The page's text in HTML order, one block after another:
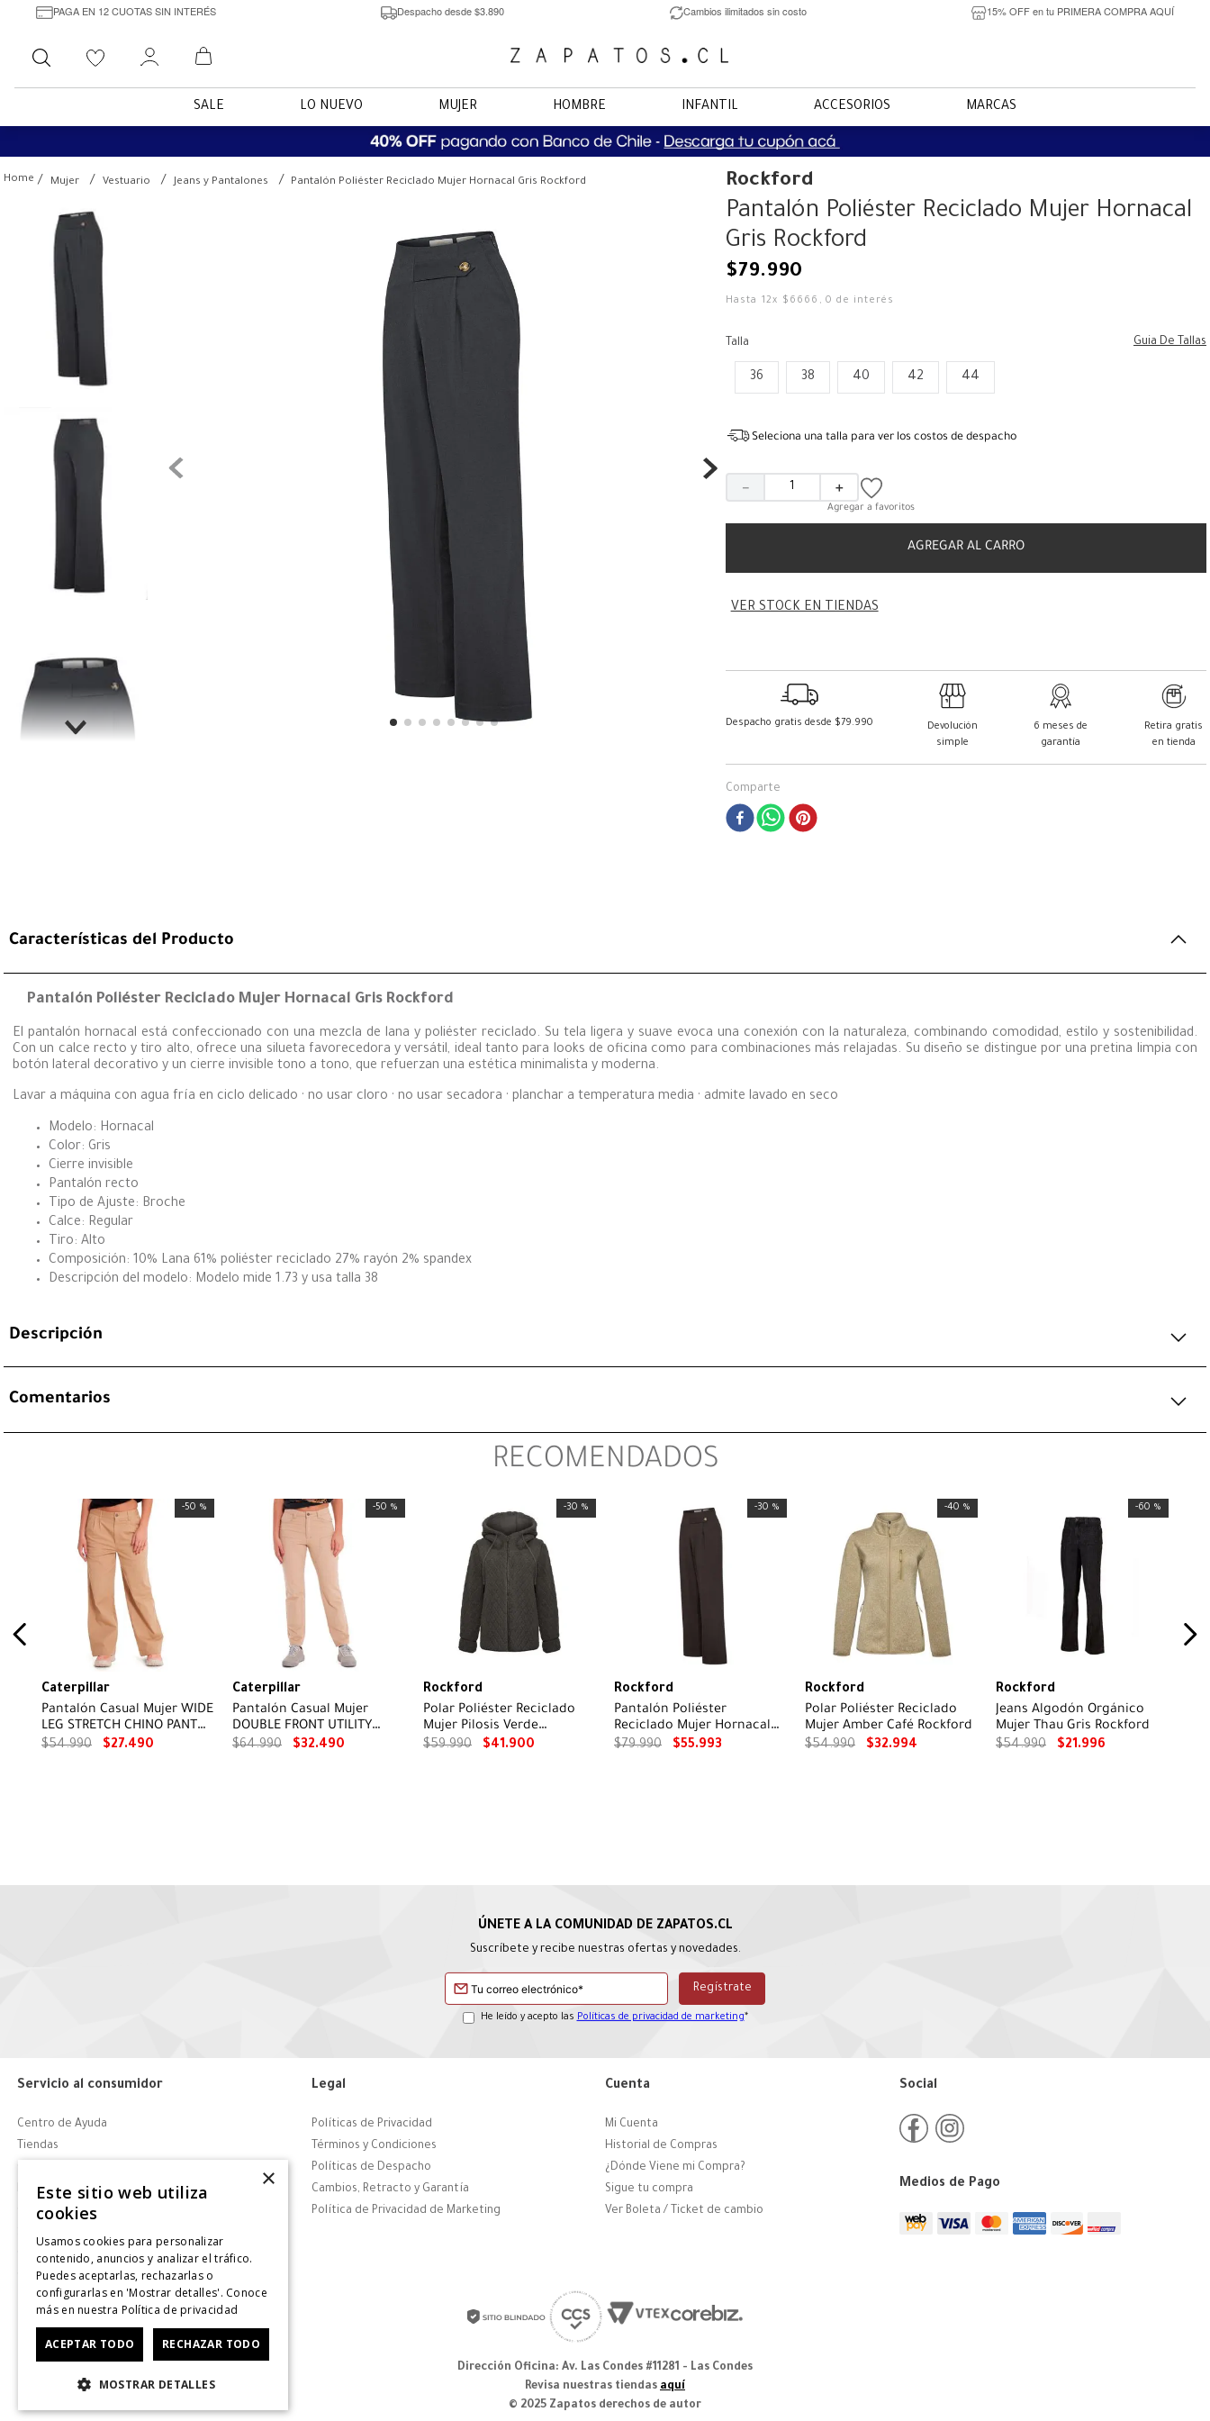
PAGA EN 12 CUOTAS SIN INTERÉS Despacho desde $3.890 Cambios ilimitados sin costo 15% OFF en tu PRIMERA COMPRA AQUÍ
Buscar
SALE LO NUEVO MUJER HOMBRE INFANTIL ACCESORIOS MARCAS
Mujer Vestuario Jeans y Pantalones Pantalón Poliéster Reciclado Mujer Hornacal Gris Rockford Rockford
Pantalón Poliéster Reciclado Mujer Hornacal
Gris Rockford
$79.990
Hasta 12x $ 6666 ,0 de interés
Talla Guia De Tallas
36 38 40 42 44
Seleciona una talla para ver los costos de despacho
＋
－
AGREGAR AL CARRO
VER STOCK EN TIENDAS
Despacho gratis desde $79.990
Devolución
simple
6 meses de
garantía
Retira gratis
en tienda
Comparte
Características del Producto
Pantalón Poliéster Reciclado Mujer Hornacal Gris Rockford
El pantalón hornacal está confeccionado con una mezcla de lana y poliéster reciclado. Su tela ligera y suave evoca una conexión con la naturaleza, combinando comodidad, estilo y sostenibilidad.
Con un calce recto y tiro alto, ofrece una silueta favorecedora y versátil, ideal tanto para looks de oficina como para combinaciones más relajadas. Su diseño se distingue por una pretina limpia con
botón lateral decorativo y un cierre invisible tono a tono, que refuerzan una estética minimalista y moderna.
Lavar a máquina con agua fría en ciclo delicado · no usar cloro · no usar secadora · planchar a temperatura media · admite lavado en seco
Modelo: Hornacal
Color: Gris
Cierre invisible
Pantalón recto
Tipo de Ajuste: Broche
Calce: Regular
Tiro: Alto
Composición: 10% Lana 61% poliéster reciclado 27% rayón 2% spandex
Descripción del modelo: Modelo mide 1.73 y usa talla 38
Descripción
Comentarios
RECOMENDADOS
-50 %
Caterpillar
Pantalón Casual Mujer WIDE
LEG STRETCH CHINO PANT
Beige/Crudo CAT
$54.990 $27.490
-50 %
Caterpillar
Pantalón Casual Mujer
DOUBLE FRONT UTILITY
BOTTOM Beige/Crudo CAT
$64.990 $32.490
-30 %
Rockford
Polar Poliéster Reciclado
Mujer Pilosis Verde
Rockford
$59.990 $41.900
-30 %
Rockford
Pantalón Poliéster
Reciclado Mujer Hornacal
Café Rockford
$79.990 $55.993
-40 %
Rockford
Polar Poliéster Reciclado
Mujer Amber Café Rockford
$54.990 $32.994
-60 %
Rockford
Jeans Algodón Orgánico
Mujer Thau Gris Rockford
$54.990 $21.996
Suscríbete y recibe nuestras ofertas y novedades.
He leído y acepto las Políticas de privacidad de marketing*
Servicio al consumidor
Centro de Ayuda
Tiendas
Retiro en tienda
Giftcard
CyberDay
CyberMonday
Legal
Políticas de Privacidad
Términos y Condiciones
Políticas de Despacho
Cambios, Retracto y Garantía
Política de Privacidad de Marketing
Cuenta
Mi Cuenta
Historial de Compras
¿Dónde Viene mi Compra?
Sigue tu compra
Ver Boleta / Ticket de cambio
Social
Medios de Pago
Dirección Oficina: Av. Las Condes #11281 - Las Condes
Revisa nuestras tiendas aquí
© 2025 Zapatos derechos de autor
×
Este sitio web utiliza
cookies
Usamos cookies para personalizar
contenido, anuncios y analizar el tráfico.
Puedes aceptarlas, rechazarlas o
configurarlas en 'Mostrar detalles'. Conoce
más en nuestra Política de privacidad
ACEPTAR TODO RECHAZAR TODO
MOSTRAR DETALLES